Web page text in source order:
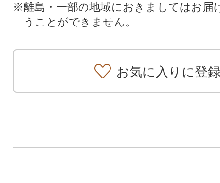
※離島・一部の地域におきましてはお届
うことができません。
お気に入りに登録